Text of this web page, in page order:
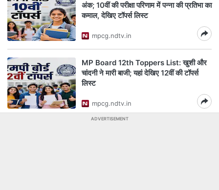
अंक; 10वीं की परीक्षा परिणाम में पन्ना की प्रतिभा का
कमाल, देखिए टॉपर्स लिस्ट
mpcg.ndtv.in
MP Board 12th Toppers List: खुशी और
चांदनी ने मारी बाजी; यहां देखिए 12वीं की टॉपर्स
लिस्ट
mpcg.ndtv.in
ADVERTISEMENT